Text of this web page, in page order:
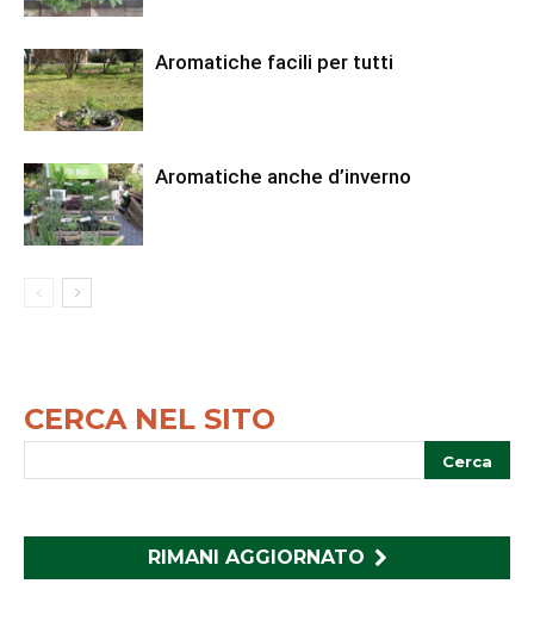
Aromatiche facili per tutti
Aromatiche anche d’inverno
CERCA NEL SITO
RIMANI AGGIORNATO